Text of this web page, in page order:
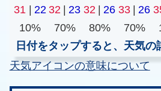
31 | 22 32 | 23 32 | 26 33 | 26
10%
70% 80% 70%
日付をタップすると、天気
天気アイコンの意味について